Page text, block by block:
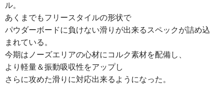
ル。
あくまでもフリースタイルの形状で
パウダーボードに負けない滑りが出来るスペックが詰め込
まれている。
今期はノーズエリアの心材にコルク素材を配備し、
より軽量＆振動吸収性をアップし
さらに攻めた滑りに対応出来るようになった。